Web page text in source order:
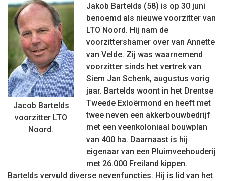
Jacob Bartelds
voorzitter LTO
Noord.
Jakob Bartelds (58) is op 30 juni
benoemd als nieuwe voorzitter van
LTO Noord. Hij nam de
voorzittershamer over van Annette
van Velde. Zij was waarnemend
voorzitter sinds het vertrek van
Siem Jan Schenk, augustus vorig
jaar. Bartelds woont in het Drentse
Tweede Exloërmond en heeft met
twee neven een akkerbouwbedrijf
met een veenkoloniaal bouwplan
van 400 ha. Daarnaast is hij
eigenaar van een Pluimveehouderij
met 26.000 Freiland kippen.
Bartelds vervuld diverse nevenfuncties. Hij is lid van het